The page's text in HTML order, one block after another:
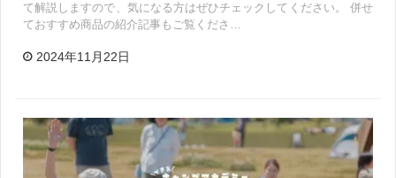
て解説しますので、気になる方はぜひチェックしてください。 併せ
ておすすめ商品の紹介記事もご覧くださ…
2024年11月22日